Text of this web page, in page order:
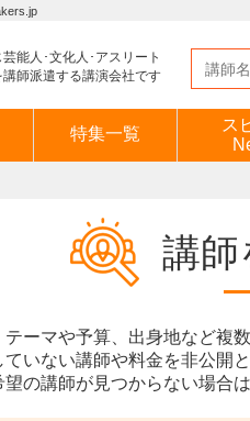
能人･文化人･アスリート
師派遣する講演会社です
特集一覧
ス
講師
ーマや予算、出身地など複
ていない講師や料金を非公開
望の講師が見つからない場合